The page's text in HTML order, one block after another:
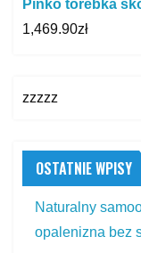
Pinko torebka
1,469.90zł
zzzzz
OSTATNIE WPISY
Naturalny
opalenizna bez